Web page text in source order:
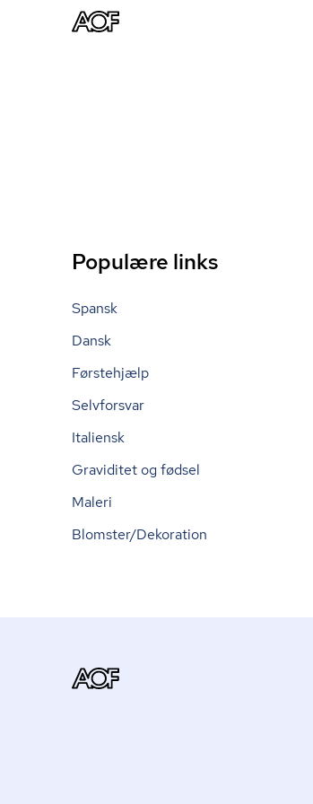
Populære links
Spansk
Dansk
Førstehjælp
Selvforsvar
Italiensk
Graviditet og fødsel
Maleri
Blomster/Dekoration